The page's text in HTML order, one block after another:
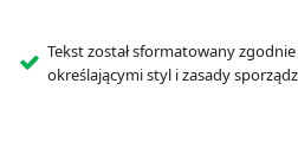
Tekst został sformatowany
określającymi styl i zasady